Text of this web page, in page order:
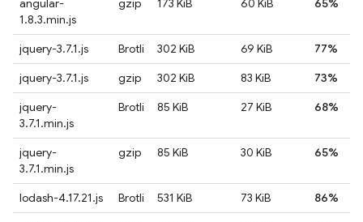
angular-
1.8.3.min.js
gzip 173 KiB 60 KiB 65%
jquery-3.7.1.js Brotli 302 KiB 69 KiB
77%
jquery-3.7.1.js
gzip 302 KiB 83 KiB
73%
jquery-
3.7.1.min.js
Brotli 85 KiB 27 KiB 68%
jquery-
3.7.1.min.js
gzip 85 KiB 30 KiB 65%
lodash-4.17.21.js Brotli 531 KiB 73 KiB
86%